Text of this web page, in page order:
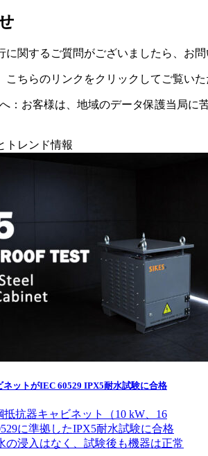
に関するご質問がございましたら、お問
こちらのリンクをクリックしてご覧いた
：お客様は、地域のデータ保護当局に
トレンド情報
ネットがIEC 60529 IPX5耐水試験に合格
抗器キャビネット（10 kW、16
に準拠したIPX5耐水試験に合格
の浸入はなく、試験後も機器は正常